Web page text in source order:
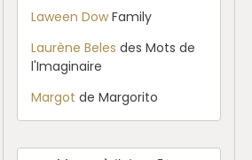
Laween DowFamily
Laurène Beles des Mots de
l'Imaginaire
Margot de Margorito